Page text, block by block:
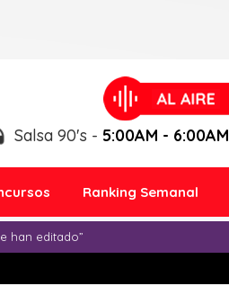
Salsa 90's - 5:00AM - 6:00AM
Ranking Semanal
han editado”